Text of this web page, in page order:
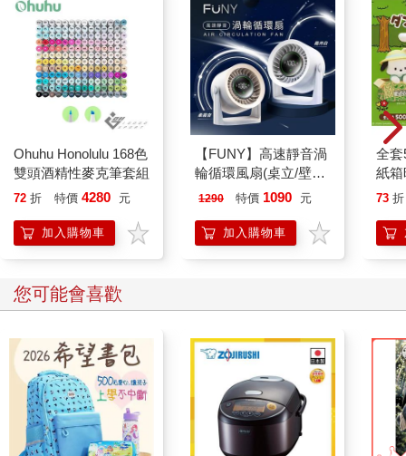
Ohuhu Honolulu 168色
雙頭酒精性麥克筆套組
72 折 特價 4280 元
加入購物車
【FUNY】高速靜音渦
輪循環風扇(桌立/壁掛
多場合均適用)
1290 特價 1090 元
加入購物車
全套
紙箱
電
73 折
您可能會喜歡